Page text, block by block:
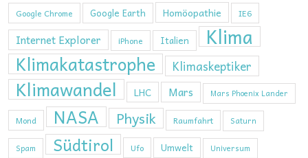
Google Chrome Google Earth Homöopathie IE6
Internet Explorer iPhone Italien Klima
Klimakatastrophe Klimaskeptiker
Klimawandel LHC Mars Mars Phoenix Lander
Mond NASA Physik Raumfahrt Saturn
Spam Südtirol Ufo Umwelt Universum